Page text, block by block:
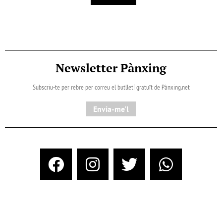
Newsletter Pànxing
Subscriu-te per rebre per correu el butlletí gratuït de Pànxing.net​
Envia-me'l